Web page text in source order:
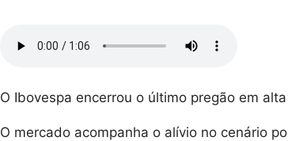
O Ibovespa encerrou o último pregão em
O mercado acompanha o alívio no cenário